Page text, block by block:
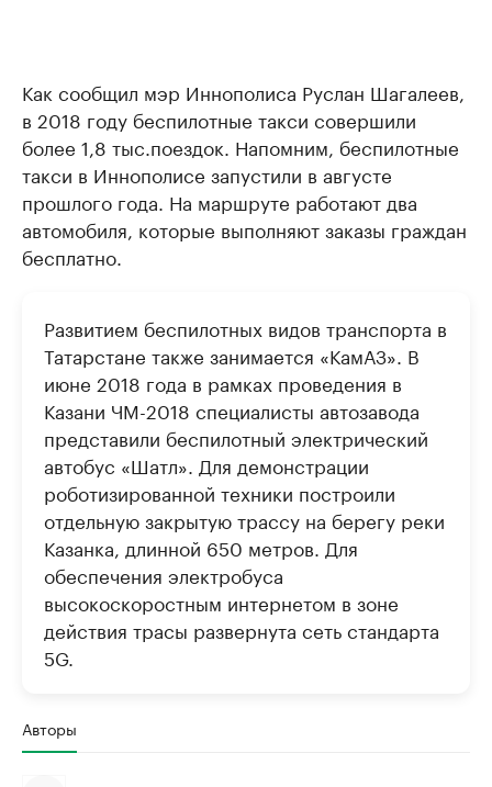
Как сообщил мэр Иннополиса Руслан Шагалеев,
в 2018 году беспилотные такси совершили
более 1,8 тыс.поездок. Напомним, беспилотные
такси в Иннополисе запустили в августе
прошлого года. На маршруте работают два
автомобиля, которые выполняют заказы граждан
бесплатно.
Развитием беспилотных видов транспорта в
Татарстане также занимается «КамАЗ». В
июне 2018 года в рамках проведения в
Казани ЧМ-2018 специалисты автозавода
представили беспилотный электрический
автобус «Шатл». Для демонстрации
роботизированной техники построили
отдельную закрытую трассу на берегу реки
Казанка, длинной 650 метров. Для
обеспечения электробуса
высокоскоростным интернетом в зоне
действия трасы развернута сеть стандарта
5G.
Авторы